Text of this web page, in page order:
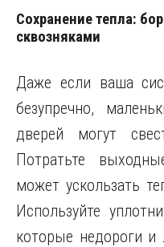
Сохранение тепла:
сквозняками
Даже если ваша
безупречно,
дверей могут
Потратьте
может ускользать
Используйте
которые недороги и